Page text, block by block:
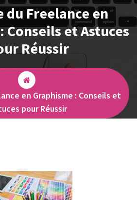
du Freelance en
Conseils et Astuces
Réussir
en Graphisme : Conseils et
pour Réussir